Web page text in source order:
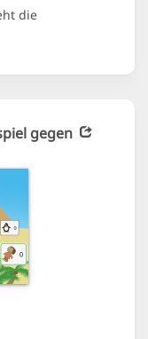
die
gegen